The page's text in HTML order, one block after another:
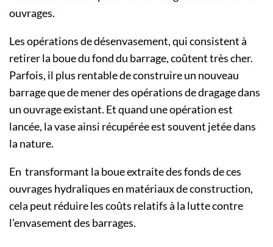
ouvrages.
Les opérations de désenvasement, qui consistent à
retirer la boue du fond du barrage, coûtent très cher.
Parfois, il plus rentable de construire un nouveau
barrage que de mener des opérations de dragage dans
un ouvrage existant. Et quand une opération est
lancée, la vase ainsi récupérée est souvent jetée dans
la nature.
En transformant la boue extraite des fonds de ces
ouvrages hydraliques en matériaux de construction,
cela peut réduire les coûts relatifs à la lutte contre
l’envasement des barrages.